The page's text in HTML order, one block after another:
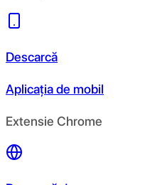
Descarcă
Aplicația de mobil
Extensie Chrome